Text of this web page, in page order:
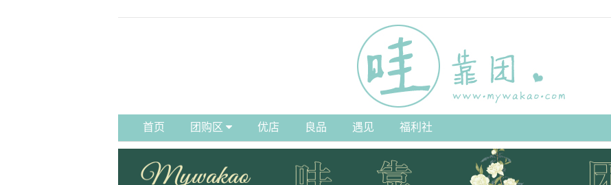
首页 团购区 优店 良品 遇见 福利社